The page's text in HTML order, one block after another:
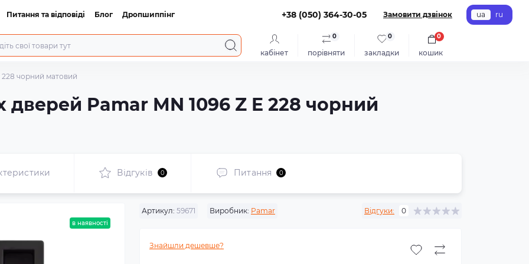
Питання та відповіді Блог Дропшиппінг +38 (050) 364-30-05 Замовити дзвінок ua ru
кабінет порівняти
0
закладки
0
кошик
0
228 чорний матовий
дверей Pamar MN 1096 Z E 228 чорний
Відгуків 0 Питання 0
в наявності
Артикул: 59671 Виробник: Pamar Відгуки: 0
Знайшли дешевше?